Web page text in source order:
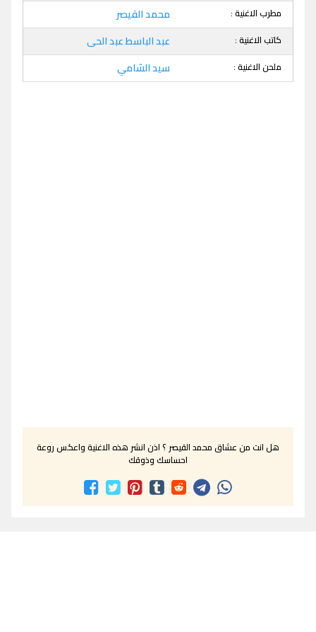
مطرب الاغنية :
محمد القيصر
كاتب الاغنية : عبد الباسط عبد الحى
ملحن الاغنية : سيد الشامي
هل انت من عشاق محمد القيصر ؟ اذن انشر هذه الاغنية واعكس روعة
احساسك وذوقك